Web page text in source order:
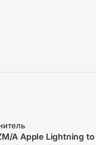
A Apple Lightning to